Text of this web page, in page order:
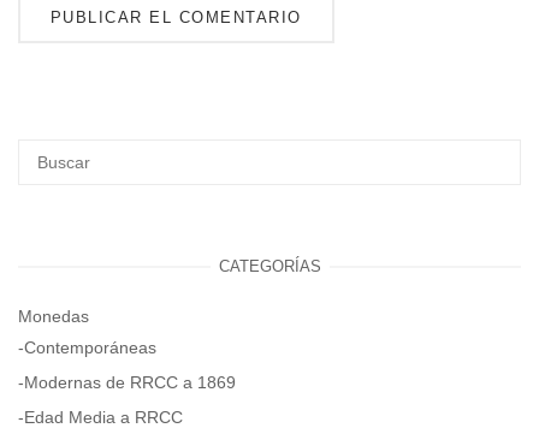
CATEGORÍAS
Monedas
-Contemporáneas
-Modernas de RRCC a 1869
-Edad Media a RRCC